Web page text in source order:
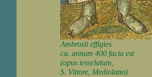
Ambrosii effigies
ca. annum 400 facta est
(opus tesselatum,
S. Vittore, Mediolano)